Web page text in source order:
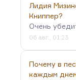
Лидия
Книппер?
Очень
06 авг., 01:23
Почему в
каждым